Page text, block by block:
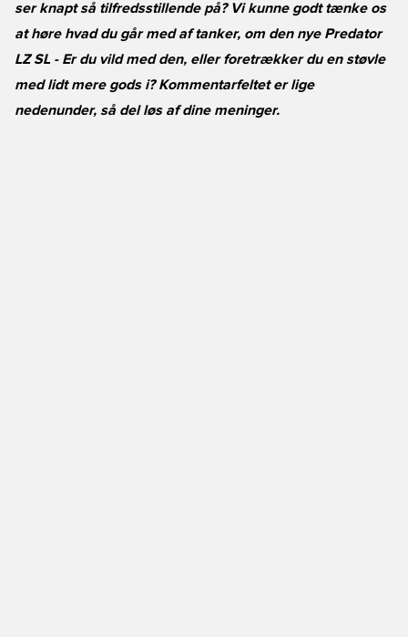
ser knapt så tilfredsstillende på? Vi kunne godt tænke os
at høre hvad du går med af tanker, om den nye Predator
LZ SL - Er du vild med den, eller foretrækker du en støvle
med lidt mere gods i? Kommentarfeltet er lige
nedenunder, så del løs af dine meninger.